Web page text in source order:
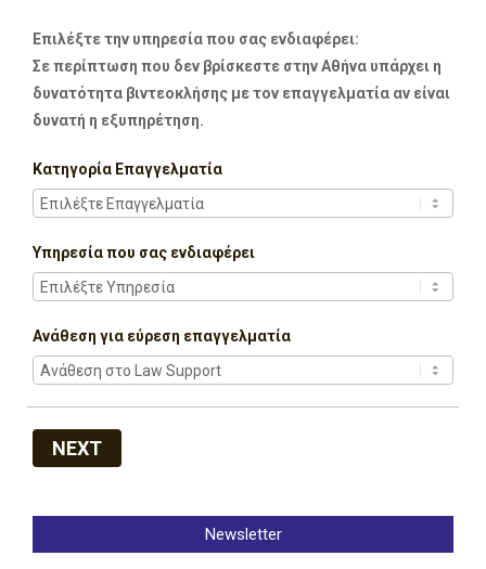
Επιλέξτε την υπηρεσία που σας ενδιαφέρει:
Σε περίπτωση που δεν βρίσκεστε στην Αθήνα υπάρχει η
δυνατότητα βιντεοκλήσης με τον επαγγελματία αν είναι
δυνατή η εξυπηρέτηση.
Κατηγορία Επαγγελματία
Υπηρεσία που σας ενδιαφέρει
Ανάθεση για εύρεση επαγγελματία
NEXT
Newsletter